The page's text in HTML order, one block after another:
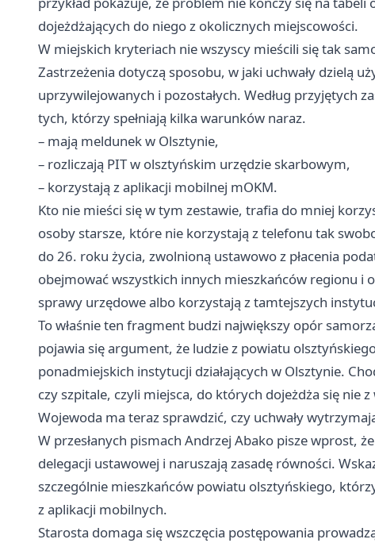
dojeżdżających do niego z okolicznych miejscowości.
W miejskich kryteriach nie wszyscy mieścili się tak
Zastrzeżenia dotyczą sposobu, w jaki uchwały dzielą
uprzywilejowanych i pozostałych. Według przyjętych
tych, którzy spełniają kilka warunków naraz.
– mają meldunek w Olsztynie,
– rozliczają PIT w olsztyńskim urzędzie skarbowym,
– korzystają z aplikacji mobilnej mOKM.
Kto nie mieści się w tym zestawie, trafia do mniej
osoby starsze, które nie korzystają z telefonu tak
do 26. roku życia, zwolnioną ustawowo z płacenia
obejmować wszystkich innych mieszkańców regionu i
sprawy urzędowe albo korzystają z tamtejszych
To właśnie ten fragment budzi największy opór
pojawia się argument, że ludzie z powiatu
ponadmiejskich instytucji działających w Olsztynie.
czy szpitale, czyli miejsca, do których dojeżdża się nie
Wojewoda ma teraz sprawdzić, czy uchwały
W przesłanych pismach Andrzej Abako pisze wprost,
delegacji ustawowej i naruszają zasadę równości.
szczególnie mieszkańców powiatu olsztyńskiego,
z aplikacji mobilnych.
Starosta domaga się wszczęcia postępowania